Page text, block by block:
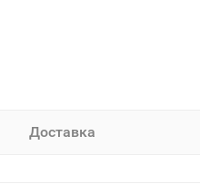
Доставка